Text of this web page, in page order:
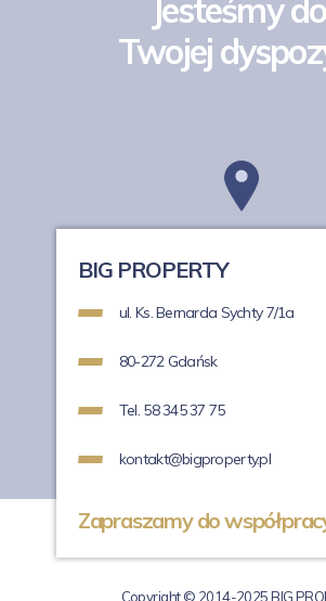
Jesteśmy do
Twojej
BIG PROPERTY
ul. Ks. Bernarda Sychty 7/1a
80-272 Gdańsk
Tel. 58 345 37 75
kontakt@bigproperty.pl
Zapraszamy do
Copyright © 2014-2025 BIG